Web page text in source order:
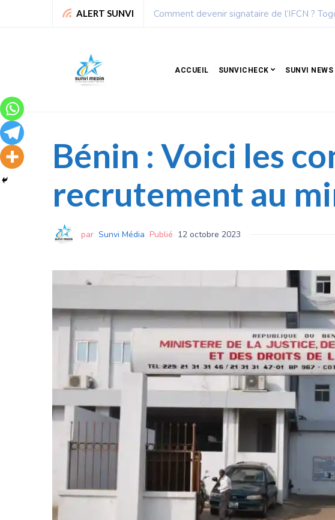
ALERT SUNVI Leadership : Voici le top 6 des femmes les
ACCUEIL SUNVICHECK SUNVI NEWS
Bénin : Voici les
recrutement au
par Sunvi Média Publié 12 octobre 2023